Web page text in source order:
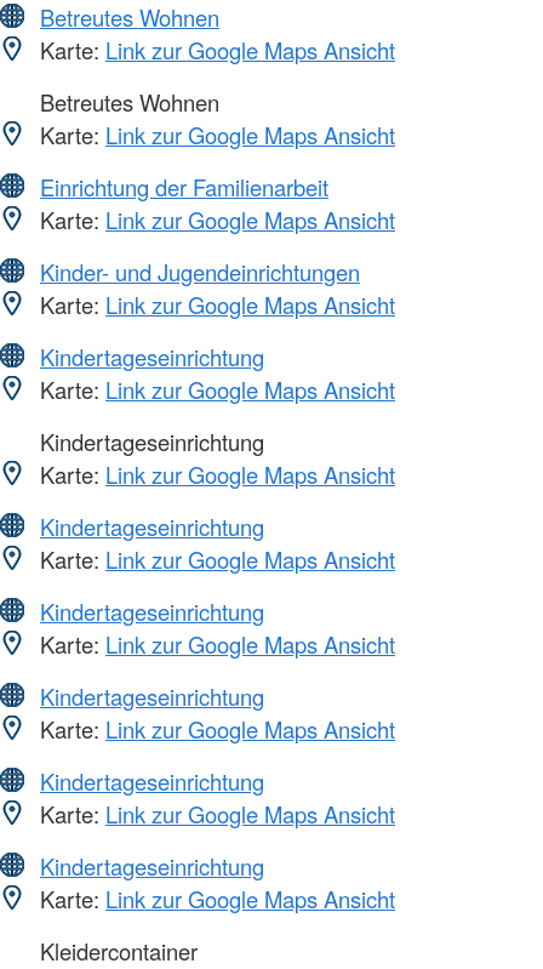
Betreutes Wohnen
Karte: Link zur Google Maps Ansicht
Betreutes Wohnen
Karte: Link zur Google Maps Ansicht
Einrichtung der Familienarbeit
Karte: Link zur Google Maps Ansicht
Kinder- und Jugendeinrichtungen
Karte: Link zur Google Maps Ansicht
Kindertageseinrichtung
Karte: Link zur Google Maps Ansicht
Kindertageseinrichtung
Karte: Link zur Google Maps Ansicht
Kindertageseinrichtung
Karte: Link zur Google Maps Ansicht
Kindertageseinrichtung
Karte: Link zur Google Maps Ansicht
Kindertageseinrichtung
Karte: Link zur Google Maps Ansicht
Kindertageseinrichtung
Karte: Link zur Google Maps Ansicht
Kindertageseinrichtung
Karte: Link zur Google Maps Ansicht
Kleidercontainer